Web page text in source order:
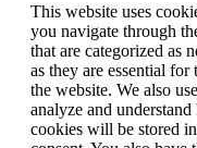
This website uses
you navigate through
that are categorized as
as they are essential
the website. We also
analyze and
cookies will be stored